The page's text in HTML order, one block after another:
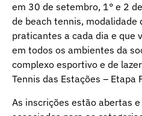
em 30 de setembro, 1° e 2
de beach tennis, modalidade
praticantes a cada dia e que
em todos os ambientes da
complexo esportivo e de
Tennis das Estações – Etapa
As inscrições estão abertas